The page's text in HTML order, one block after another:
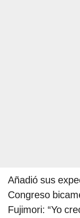
Añadió sus
Congreso
Fujimori: “Yo